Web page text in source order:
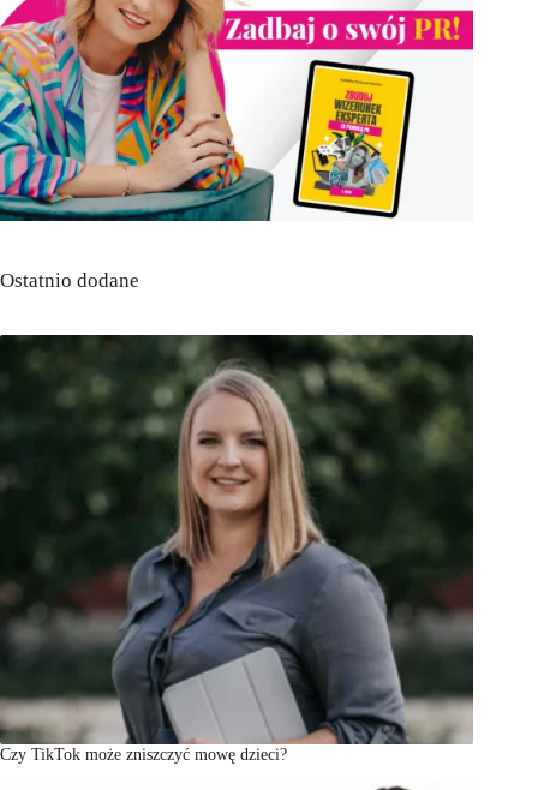
Ostatnio dodane
Czy TikTok może zniszczyć mowę dzieci?